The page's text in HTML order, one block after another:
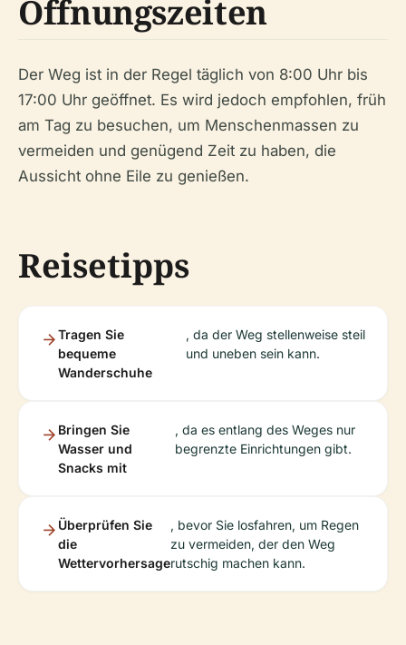
Öffnungszeiten
Der Weg ist in der Regel täglich von 8:00 Uhr bis
17:00 Uhr geöffnet. Es wird jedoch empfohlen, früh
am Tag zu besuchen, um Menschenmassen zu
vermeiden und genügend Zeit zu haben, die
Aussicht ohne Eile zu genießen.
Reisetipps
Tragen Sie
bequeme
Wanderschuhe
, da der Weg stellenweise steil
und uneben sein kann.
Bringen Sie
Wasser und
Snacks mit
, da es entlang des Weges nur
begrenzte Einrichtungen gibt.
Überprüfen Sie
die
Wettervorhersage
, bevor Sie losfahren, um Regen
zu vermeiden, der den Weg
rutschig machen kann.